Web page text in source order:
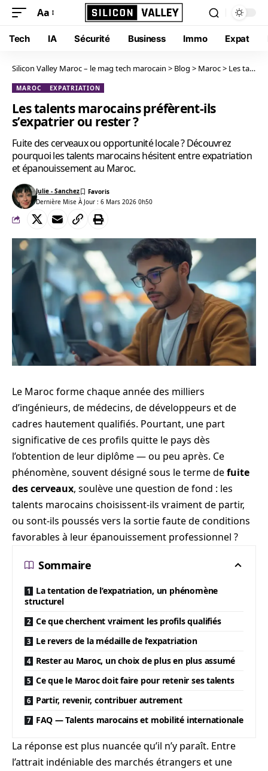
Aa
Tech IA Sécurité Business Immo Expat
Silicon Valley Maroc – le mag tech marocain > Blog > Maroc> Les talents marocains préfèrent-ils s’expatrier ou rester ?
MAROC EXPATRIATION
Les talents marocains préfèrent-ils
s’expatrier ou rester ?
Fuite des cerveaux ou opportunité locale ? Découvrez
pourquoi les talents marocains hésitent entre expatriation
et épanouissement au Maroc.
Dernière Mise À Jour : 6 Mars 2026 0h50
Julie - Sanchez
Le Maroc forme chaque année des milliers
d’ingénieurs, de médecins, de développeurs et de
cadres hautement qualifiés. Pourtant, une part
significative de ces profils quitte le pays dès
l’obtention de leur diplôme — ou peu après. Ce
phénomène, souvent désigné sous le terme defuite
des cerveaux, soulève une question de fond : les
talents marocains choisissent-ils vraiment de partir,
ou sont-ils poussés vers la sortie faute de conditions
favorables à leur épanouissement professionnel ?
Sommaire
La tentation de l’expatriation, un phénomène
structurel
Ce que cherchent vraiment les profils qualifiés
Le revers de la médaille de l’expatriation
Rester au Maroc, un choix de plus en plus assumé
Ce que le Maroc doit faire pour retenir ses talents
Partir, revenir, contribuer autrement
FAQ — Talents marocains et mobilité internationale
La réponse est plus nuancée qu’il n’y paraît. Entre
l’attrait indéniable des marchés étrangers et une